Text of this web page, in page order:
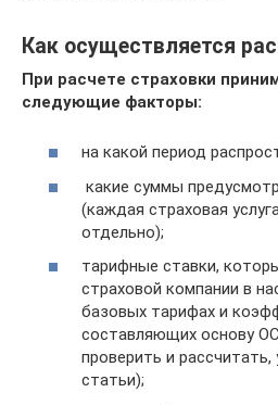
Как осуществляется
При расчете страховки
следующие факторы:
на какой период
какие суммы
(каждая страховая
отдельно);
тарифные ставки,
страховой компании в
базовых тарифах и
составляющих основу
проверить и
статьи);